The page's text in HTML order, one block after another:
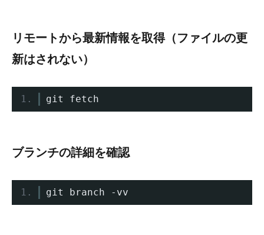
リモートから最新情報を取得（ファイルの更
新はされない）
git fetch
ブランチの詳細を確認
git branch - vv